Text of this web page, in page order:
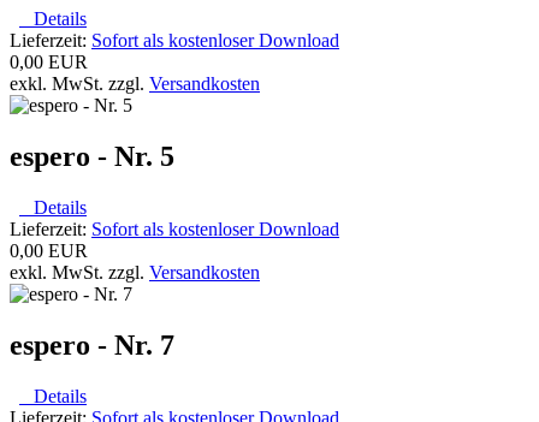
Details
Lieferzeit: Sofort als kostenloser Download
0,00 EUR
exkl. MwSt. zzgl. Versandkosten
espero - Nr. 5
Details
Lieferzeit: Sofort als kostenloser Download
0,00 EUR
exkl. MwSt. zzgl. Versandkosten
espero - Nr. 7
Details
Lieferzeit: Sofort als kostenloser Download